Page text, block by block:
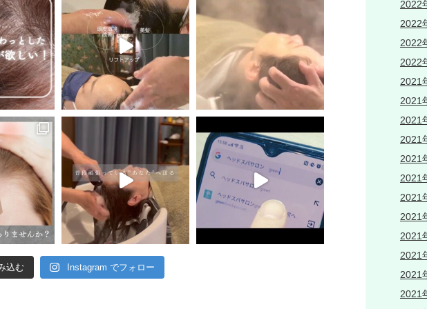
込む Instagram でフォロー
2022
2022
2022
2022
2021
2021
2021
2021
2021
2021
2021
2021
2021
2021
2021
2021